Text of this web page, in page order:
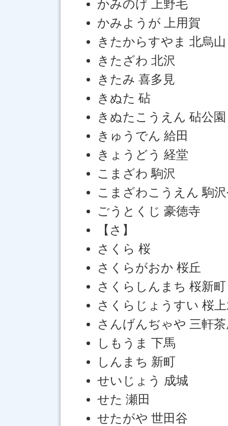
かみのげ 上野毛
かみようが 上用賀
きたからすやま 北烏山
きたざわ 北沢
きたみ 喜多見
きぬた 砧
きぬたこうえん 砧公園
きゅうでん 給田
きょうどう 経堂
こまざわ 駒沢
こまざわこうえん 駒
ごうとくじ 豪徳寺
【さ】
さくら 桜
さくらがおか 桜丘
さくらしんまち 桜新町
さくらじょうすい 桜
さんげんぢゃや 三軒
しもうま 下馬
しんまち 新町
せいじょう 成城
せた 瀬田
せたがや 世田谷